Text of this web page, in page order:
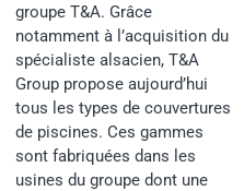
groupe T&A. Grâce
notamment à l’acquisition du
spécialiste alsacien, T&A
Group propose aujourd’hui
tous les types de couvertures
de piscines. Ces gammes
sont fabriquées dans les
usines du groupe dont une